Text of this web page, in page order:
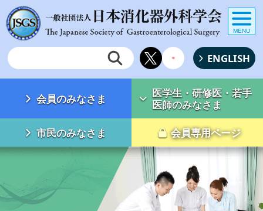
ENGLISH
会員のみなさま
医学生・研修医・若手
医師のみなさま
市民のみなさま 会員専用ページ
MENU